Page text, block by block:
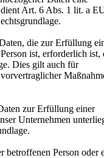
Art. 6 Abs. 1 lit. a
die zur Erfüllung
ist, erforderlich ist,
Dies gilt auch für
zur Erfüllung einer
Unternehmen
betroffenen Person oder